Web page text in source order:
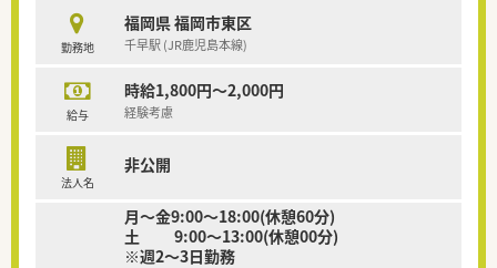
勤務地
福岡県 福岡市東区
千早駅 (JR鹿児島本線)
給与
時給1,800円～2,000円
経験考慮
法人名
非公開
月～金9:00～18:00(休憩60分)
土 9:00～13:00(休憩00分)
※週2～3日勤務